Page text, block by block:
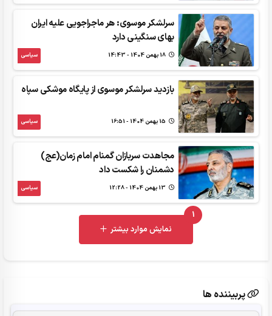
سرلشکر موسوی: هر ماجراجویی علیه ایران
بهای سنگینی دارد
سیاسی
بازدید سرلشکر موسوی از پایگاه موشکی سپاه
سیاسی
مجاهدت سربازان گمنام امام زمان(عج)
دشمنان را شکست داد
سیاسی
1
UNREAD MESSAGES
نمایش موارد بیشتر
پربیننده ها